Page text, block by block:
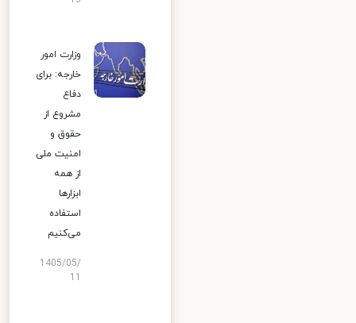
وزارت امور
خارجه: برای
دفاع
مشروع از
حقوق و
امنیت ملی
از همه
ابزارها
استفاده
می‌کنیم
1405/05/